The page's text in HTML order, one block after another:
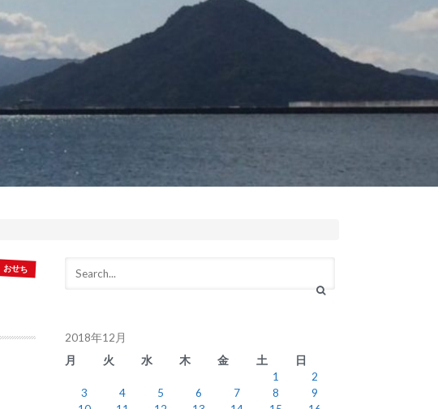
おせち
2018年12月
月
火 水 木 金 土
日
1
2
3
4 5 6 7 8
9